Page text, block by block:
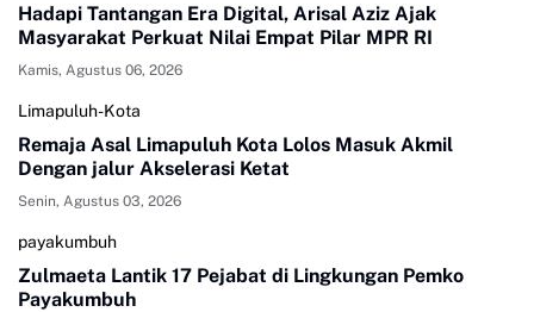
Hadapi Tantangan Era Digital, Arisal Aziz Ajak
Masyarakat Perkuat Nilai Empat Pilar MPR RI
Kamis, Agustus 06, 2026
Limapuluh-Kota
Remaja Asal Limapuluh Kota Lolos Masuk Akmil
Dengan jalur Akselerasi Ketat
Senin, Agustus 03, 2026
payakumbuh
Zulmaeta Lantik 17 Pejabat di Lingkungan Pemko
Payakumbuh